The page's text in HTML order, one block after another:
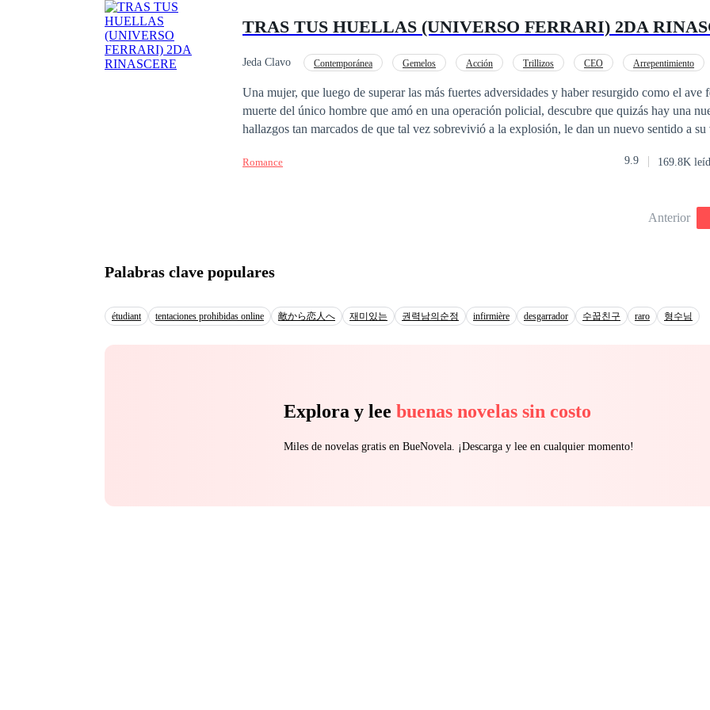
amor, mas depois percebe seus verdadeiros sentimentos, quando já é tarde demais e o divórcio
os objetivos que deixou de lado? Obra registrada em 25/10/2021 sob o número 2110259624938. Todos os
TRAS TUS HUELLAS (UNIVERSO FERRARI) 2DA
Jeda Clavo Contemporánea Gemelos Acción Trillizos CEO Arrepentimiento
Una mujer, que luego de superar las más fuertes adversidades y haber resurgido como el ave fénix, y
muerte del único hombre que amó en una operación policial, descubre que quizás hay una
hallazgos tan marcados de que tal vez sobrevivió a la explosión, le dan un nuevo sentido a su
sucedido, así inicia su camino tras su huella ¿Estará vivo Felipe? De estar vivo ¿Por qué
Romance 9.9 169.8K
Anterior
Palabras clave populares
étudiant tentaciones prohibidas online 敵から恋人へ 재미있는 권력남의순정 infirmière desgarrador 수꿉친구 raro 형수님
Explora y lee buenas novelas sin costo
Miles de novelas gratis en BueNovela. ¡Descarga y lee en cualquier momento!